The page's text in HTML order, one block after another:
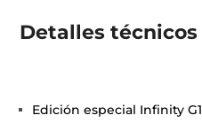
Detalles técnicos
Edición especial Infinity G1